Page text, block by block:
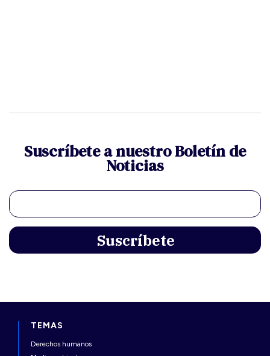
Suscríbete a nuestro Boletín de
Noticias
TEMAS
Derechos humanos